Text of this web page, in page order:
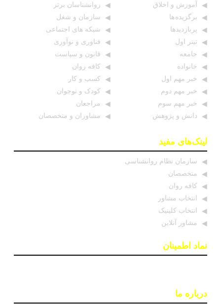
آموزش و اخلاق
برگزیده ها
پربازدیدها
تیتر اول
جامعه
خانواده
خبر مهم اول
خبر مهم دوم
خبر مهم سوم
دانش و پژوهش
روانشناسان برتر
سازمان و شغل
شبکه های اجتماعی
فناوری و نوآوری
قانون و سیاست
کافه روان
کسب و کار
کودک و نوجوان
مراجعان
مشاوران و متخصصان
لینک‌های مفید
سازمان نظام روانشناسی
متخصصان
کافه روان
انتخاب مشاور
انتخاب کلینیک
مشاور آنلاین
نماد اطمینان
درباره ما